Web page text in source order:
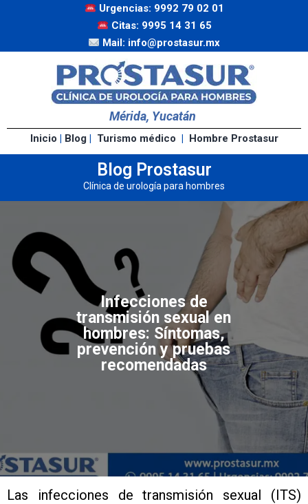
Urgencias: 9992 79 02 01
Citas: 9995 14 31 65
Mail: info@prostasur.mx
Mérida, Yucatán
Inicio | Blog| Turismo médico | Hombre Prostasur
Blog Prostasur
Clínica de urología para hombres
Infecciones de
transmisión sexual en
hombres: Síntomas,
prevención y pruebas
recomendadas
Las infecciones de transmisión sexual (ITS)